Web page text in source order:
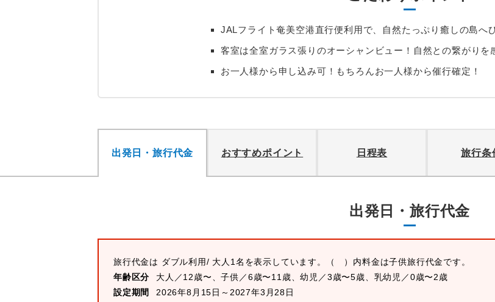
JALフライト奄美空港直行便利用で、自然たっぷり癒しの島へ
客室は全室ガラス張りのオーシャンビュー！自然との繋がり
お一人様から申し込み可！もちろんお一人様から催行確定！
出発日・旅行代金 おすすめポイント 日程表 旅行条
出発日・旅行代金
旅行代金は ダブル利用/ 大人1名を表示しています。
（ ）内料金は子供旅行代金です。
年齢区分
大人／12歳〜、子供／6歳〜11歳、幼児／3歳〜5歳、乳幼児／0歳〜2歳
設定期間
2026年8月15日～2027年3月28日